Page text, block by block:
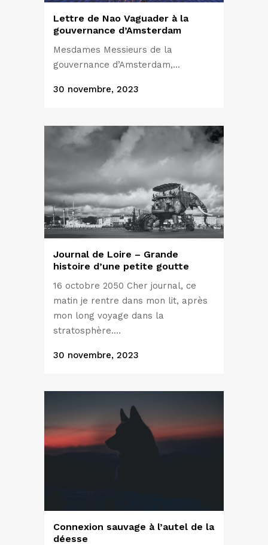
Lettre de Nao Vaguader à la
gouvernance d’Amsterdam
Mesdames Messieurs de la
gouvernance d’Amsterdam,...
30 novembre, 2023
Journal de Loire – Grande
histoire d’une petite goutte
16 octobre 2050 Cher journal, ce
matin je rentre dans mon lit, après
mon long voyage dans la
stratosphère....
30 novembre, 2023
Connexion sauvage à l’autel de la
déesse